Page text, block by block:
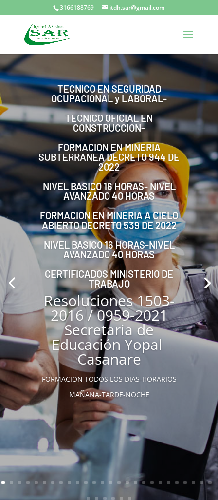
3166188769 itdh.sar@gmail.com
TECNICO EN SEGURIDAD
OCUPACIONAL y LABORAL-
TECNICO OFICIAL EN
CONSTRUCCION-
FORMACION EN MINERIA
SUBTERRANEA DECRETO 944 DE
2022
NIVEL BASICO 16 HORAS- NIVEL
AVANZADO 40 HORAS
FORMACION EN MINERIA A CIELO
ABIERTO DECRETO 539 DE 2022
NIVEL BASICO 16 HORAS-NIVEL
AVANZADO 40 HORAS
CERTIFICADOS MINISTERIO DE
TRABAJO
Resoluciones 1503-
2016 / 0959-2021
Secretaria de
Educación Yopal
Casanare
FORMACION TODOS LOS DIAS-HORARIOS
MAÑANA-TARDE-NOCHE